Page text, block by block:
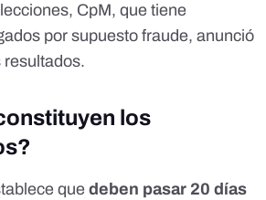
CpM, que tiene
por supuesto fraude, anunció
resultados.
los
que deben pasar 20 días